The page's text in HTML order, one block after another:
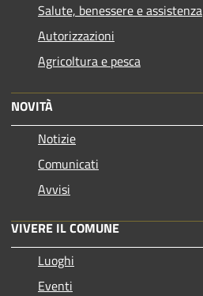
Salute, benessere e assistenza
Autorizzazioni
Agricoltura e pesca
NOVITÀ
Notizie
Comunicati
Avvisi
VIVERE IL COMUNE
Luoghi
Eventi